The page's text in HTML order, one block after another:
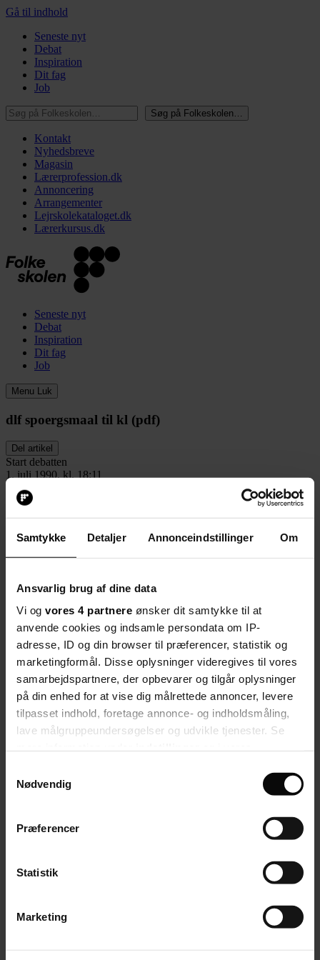
Samtykke Detaljer Annonceindstillinger Om
Ansvarlig brug af dine data
Vi og vores 4 partnere ønsker dit samtykke til at
anvende cookies og indsamle persondata om IP-
adresse, ID og din browser til præferencer, statistik og
marketingformål. Disse oplysninger videregives til vores
samarbejdspartnere, der opbevarer og tilgår oplysninger
på din enhed for at vise dig målrettede annoncer, levere
tilpasset indhold, foretage annonce- og indholdsmåling,
lave målgruppeundersøgelser og udvikle tjenester. Se
tilbage eller ændre indstillinger fra vores
"Cookiedeklaration", eller ved at trykke på "Privacy
Indsamle præcise oplysninger om din placering,
Identificere din enhed baseret på en scanning af
dens unikke karakteristika (fingerprinting)
Nødvendig
Præferencer
Statistik
Marketing
Gå til indhold
Seneste nyt
Debat
Inspiration
Dit fag
Job
Søg på Folkeskolen…
Søg på Folkeskolen…
Kontakt
Nyhedsbreve
Magasin
Lærerprofession.dk
Annoncering
Arrangementer
Lejrskolekataloget.dk
Lærerkursus.dk
Seneste nyt
Debat
Inspiration
Dit fag
Job
Menu Luk
dlf spoergsmaal til kl (pdf)
Del artikel
Start debatten
1. juli 1990, kl. 18:11
Del artikel
Start debatten
Del artikel
Start debatten
Debat
dlf spoergsmaal til kl (pdf)
Velkommen til debatten. Tjek eventuelt voresretningslinjer
Naja Dandanell debatredaktør
Seneste nyt
Debat
Inspiration
Dit fag
Job
FagbladetFolkeskolen